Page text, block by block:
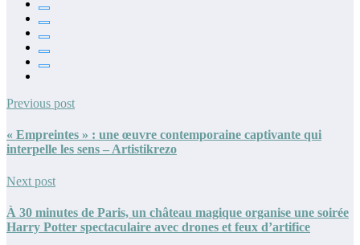
Previous post
« Empreintes » : une œuvre contemporaine captivante qui
interpelle les sens – Artistikrezo
Next post
À 30 minutes de Paris, un château magique organise une soirée
Harry Potter spectaculaire avec drones et feux d’artifice